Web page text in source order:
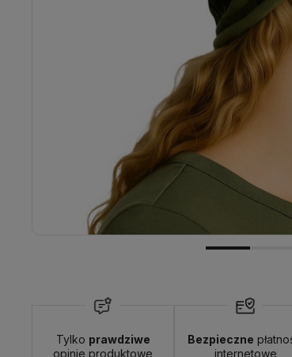
Tylko prawdziwe
opinie produktowe
Bezpieczne
internetowe